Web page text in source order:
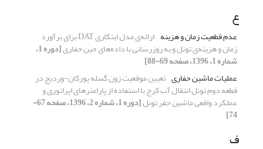
ع
عدم قطعیت زمان و هزینه ارائه‌ی مدل ابتکاری DAT برای برآورد
زمان و هزینه‌ی تونل و به روزرسانی با داده‌های حین حفاری [دوره 1،
شماره 1، 1396، صفحه 69-88]
عملیات ماشین حفاری تعیین موقعیت زون گسله پورکان-وردیج در
قطعه دوم تونل انتقال آب کرج با استفاده از پارامترهای اپراتوری و
عملکرد واقعی ماشین حفر تونل [دوره 1، شماره 2، 1396، صفحه 67-
74]
ف